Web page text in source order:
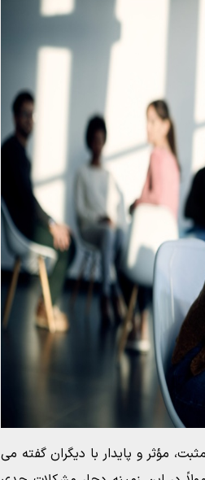
مؤثر و پایدار با دیگران گفته می